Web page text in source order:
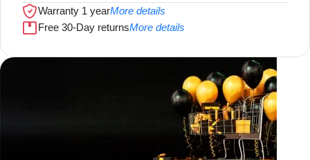
Warranty 1 yearMore details
Free 30-Day returnsMore details